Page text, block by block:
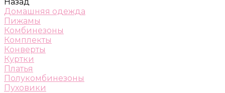
Домашняя одежда
Пижамы
Комбинезоны
Комплекты
Конверты
Куртки
Платья
Полукомбинезоны
Пуховики